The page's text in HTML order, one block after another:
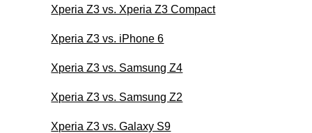
Xperia Z3 vs. Xperia Z3 Compact
Xperia Z3 vs. iPhone 6
Xperia Z3 vs. Samsung Z4
Xperia Z3 vs. Samsung Z2
Xperia Z3 vs. Galaxy S9